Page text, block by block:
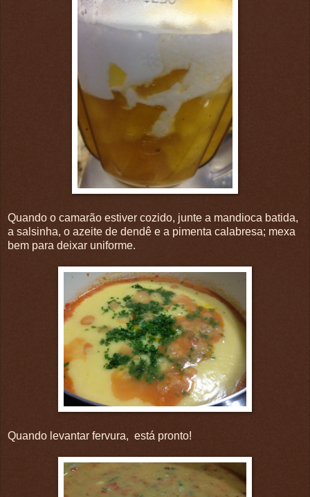
Quando o camarão estiver cozido, junte a mandioca batida,
a salsinha, o azeite de dendê e a pimenta calabresa; mexa
bem para deixar uniforme.
Quando levantar fervura, está pronto!